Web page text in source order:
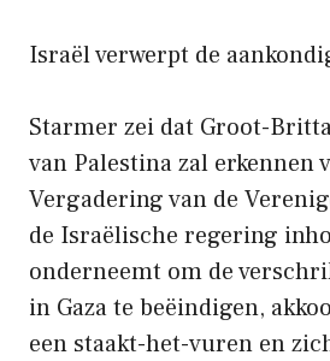
Israël verwerpt de
Starmer zei dat Groot-
van Palestina zal erkennen
Vergadering van de
de Israëlische regering
onderneemt om de
in Gaza te beëindigen,
een staakt-het-vuren en